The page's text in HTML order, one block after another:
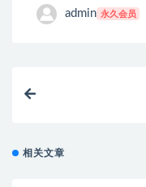
admin 永久会员
相关文章